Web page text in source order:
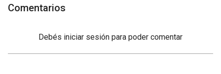
Comentarios
Debés iniciar sesión para poder comentar